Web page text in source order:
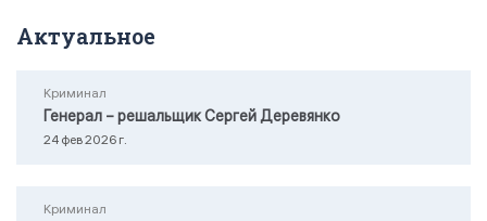
Актуальное
Криминал
Генерал – решальщик Сергей Деревянко
24 фев 2026 г.
Криминал